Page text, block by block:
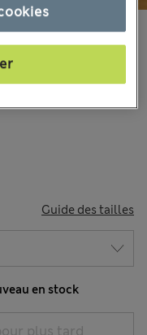
et les frais de douanes
Guide des tailles
en stock
plus tard